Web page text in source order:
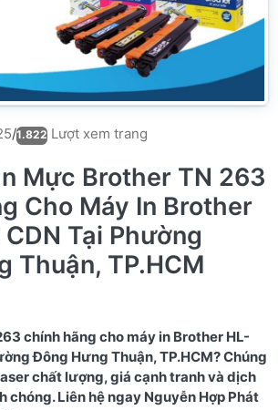
/1.822 Lượt xem trang
Mực Brother TN 263
Cho Máy In Brother
Tại Phường
Thuận, TP.HCM
chính hãng cho máy in Brother HL-
Đông Hưng Thuận, TP.HCM? Chúng
chất lượng, giá cạnh tranh và dịch
chóng. Liên hệ ngay Nguyễn Hợp Phát